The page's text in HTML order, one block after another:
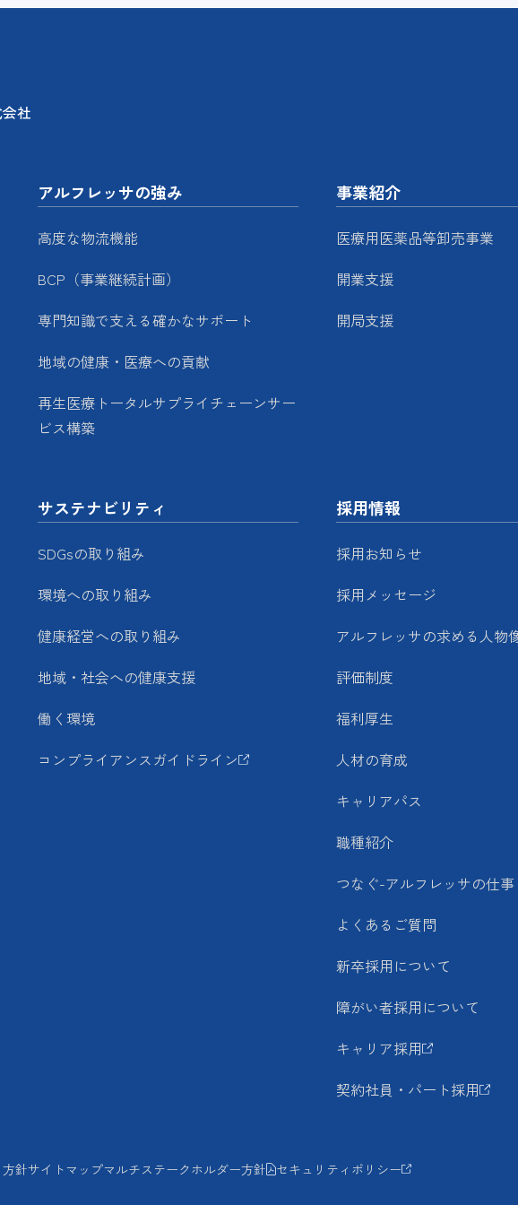
社
アルフレッサの強み
高度な物流機能
BCP（事業継続計画）
専門知識で支える確かなサポート
地域の健康・医療への貢献
再生医療トータルサプライチェーンサー
ビス構築
事業紹介
医療用医薬品等卸売事業
開業支援
開局支援
サステナビリティ
SDGsの取り組み
環境への取り組み
健康経営への取り組み
地域・社会への健康支援
働く環境
コンプライアンスガイドライン
採用情報
採用お知らせ
採用メッセージ
アルフレッサの求める人物
評価制度
福利厚生
人材の育成
キャリアパス
職種紹介
つなぐ-アルフレッサの仕事
よくあるご質問
新卒採用について
障がい者採用について
キャリア採用
契約社員・パート採用
針サイトマップマルチステークホルダー方針 セキュリティポリシー